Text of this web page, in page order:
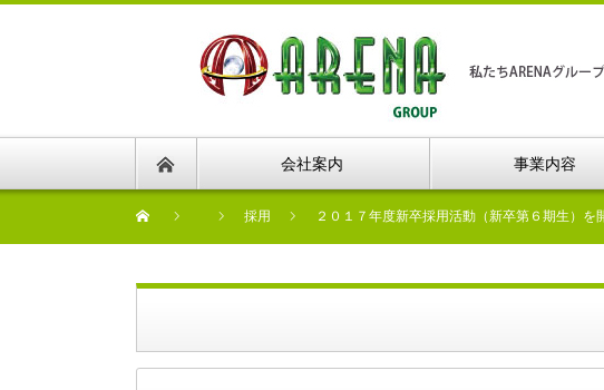
会社案内 事業内容
採用 ２０１７年度新卒採用活動（新卒第６期生）を